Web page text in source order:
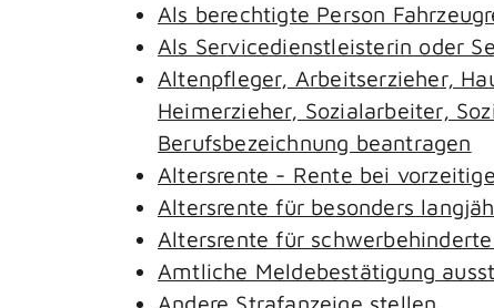
Als berechtigte Person
Als Servicedienstleisterin oder
Altenpfleger, Arbeitserzieher,
Heimerzieher, Sozialarbeiter,
Berufsbezeichnung beantragen
Altersrente - Rente bei
Altersrente für besonders
Altersrente für
Amtliche Meldebestätigung